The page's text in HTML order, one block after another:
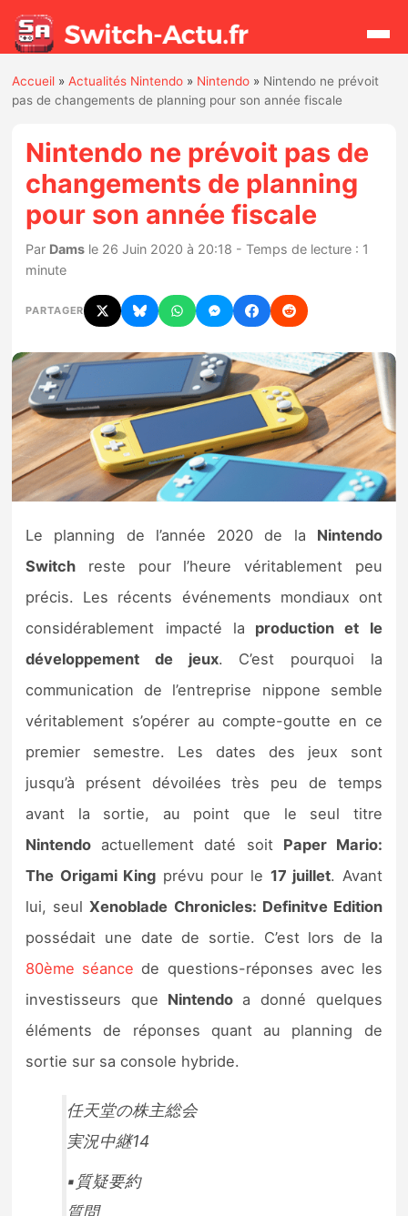
Rechercher
Actualités
Jeux
Hardware
Mises à jour
Chiffres de ventes
Rumeurs
Nintendo Direct
Tests et previews
Tests de jeux
Tests d’accessoires
Autres tests
Previews
Précommandes
Précommandes jeux Switch 2
Sorties de jeux
Bons plans
Guides
Accueil »Actualités Nintendo » Nintendo » Nintendo ne prévoit
pas de changements de planning pour son année fiscale
Nintendo ne prévoit pas de
changements de planning
pour son année fiscale
Par Dams le 26 Juin 2020 à 20:18 - Temps de lecture : 1
minute
PARTAGER
Le planning de l’année 2020 de la Nintendo
Switch reste pour l’heure véritablement peu
précis. Les récents événements mondiaux ont
considérablement impacté la production et le
développement de jeux. C’est pourquoi la
communication de l’entreprise nippone semble
véritablement s’opérer au compte-goutte en ce
premier semestre. Les dates des jeux sont
jusqu’à présent dévoilées très peu de temps
avant la sortie, au point que le seul titre
Nintendo actuellement daté soit Paper Mario:
The Origami King prévu pour le 17 juillet. Avant
lui, seulXenoblade Chronicles: Definitve Edition
possédait une date de sortie. C’est lors de la
80ème séance de questions-réponses avec les
investisseurs que Nintendoa donné quelques
éléments de réponses quant au planning de
sortie sur sa console hybride.
任天堂の株主総会
実況中継14
▪️質疑要約
質問